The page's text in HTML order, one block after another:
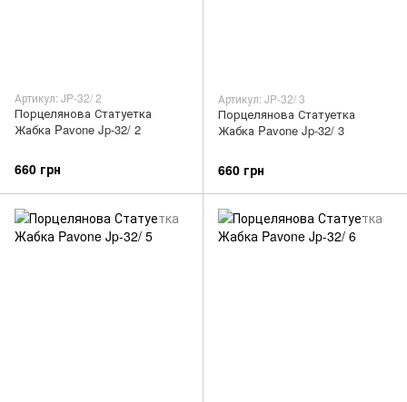
Артикул: JP-32/ 2
Порцелянова Статуетка
Жабка Pavone Jp-32/ 2
660 грн
Артикул: JP-32/ 3
Порцелянова Статуетка
Жабка Pavone Jp-32/ 3
660 грн